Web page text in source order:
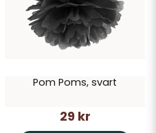
Pom Poms, svart
29 kr